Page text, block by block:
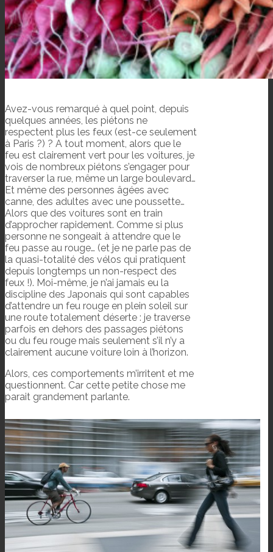
Avez-vous remarqué à quel point, depuis
quelques années, les piétons ne
respectent plus les feux (est-ce seulement
à Paris ?) ? A tout moment, alors que le
feu est clairement vert pour les voitures, je
vois de nombreux piétons s’engager pour
traverser la rue, même un large boulevard…
Et même des personnes âgées avec
canne, des adultes avec une poussette…
Alors que des voitures sont en train
d’approcher rapidement. Comme si plus
personne ne songeait à attendre que le
feu passe au rouge… (et je ne parle pas de
la quasi-totalité des vélos qui pratiquent
depuis longtemps un non-respect des
feux !). Moi-même, je n’ai jamais eu la
discipline des Japonais qui sont capables
d’attendre un feu rouge en plein soleil sur
une route totalement déserte : je traverse
parfois en dehors des passages piétons
ou du feu rouge mais seulement s’il n’y a
clairement aucune voiture loin à l’horizon.
Alors, ces comportements m’irritent et me
questionnent. Car cette petite chose me
parait grandement parlante.